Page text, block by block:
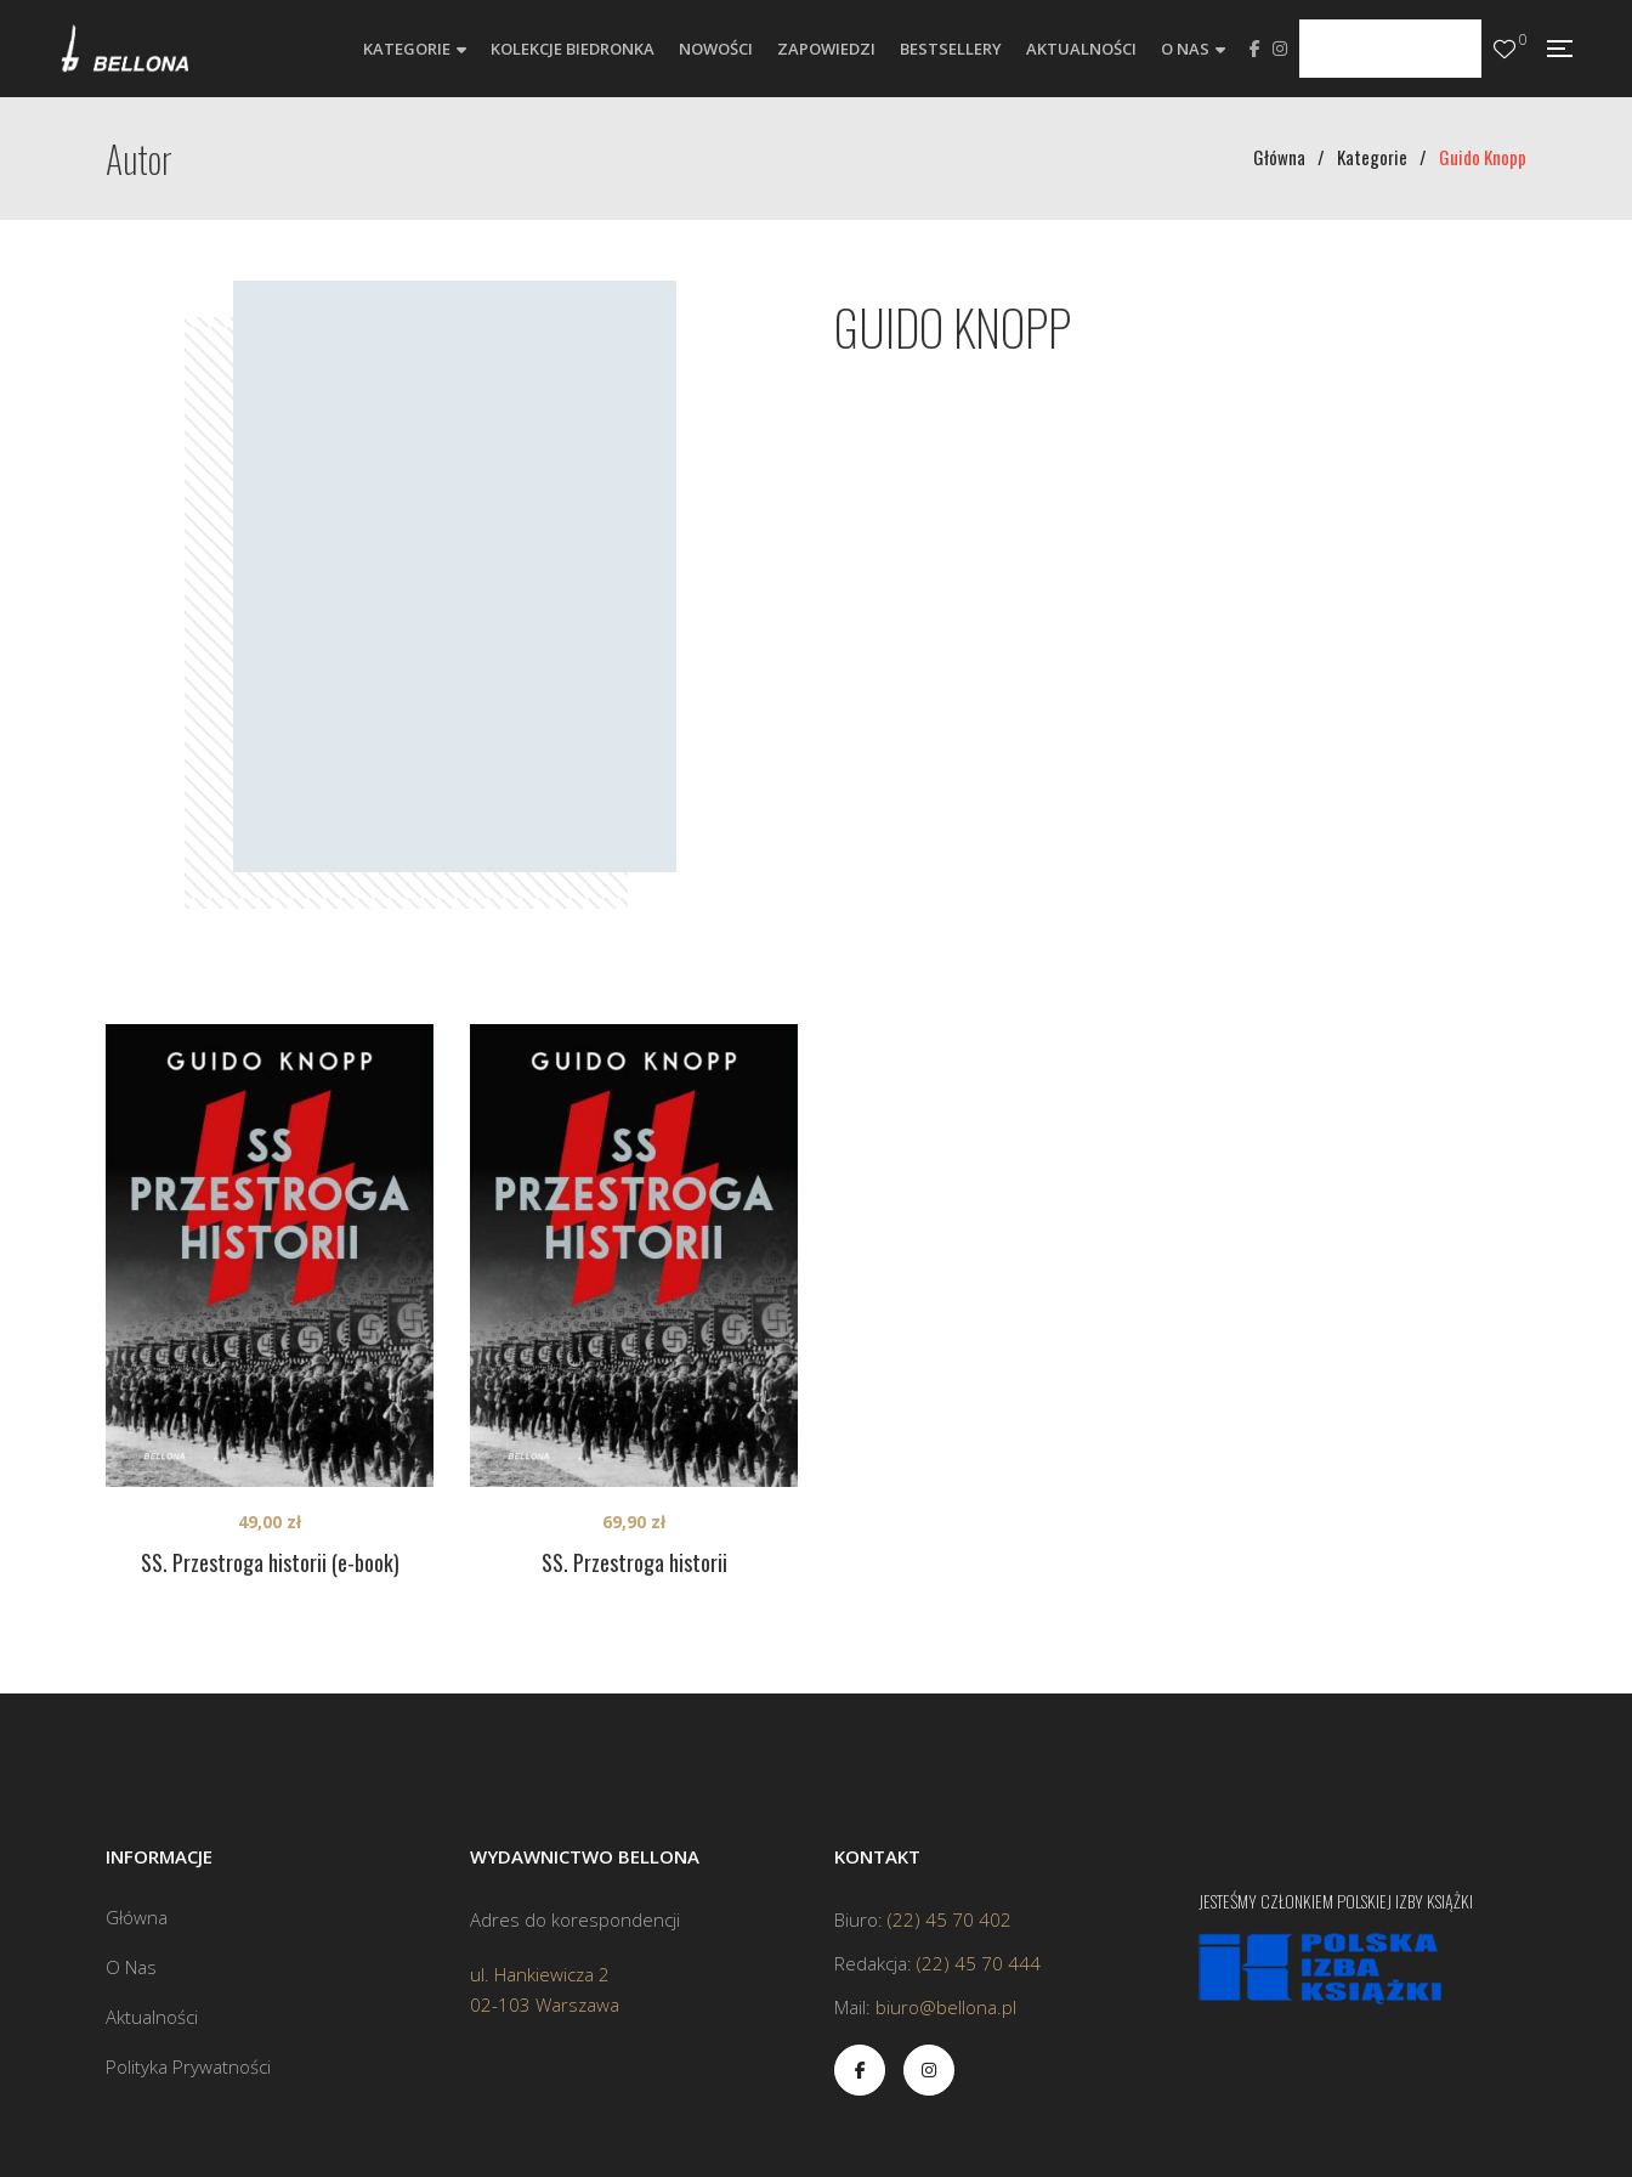
KATEGORIE KOLEKCJE BIEDRONKA NOWOŚCI ZAPOWIEDZI BESTSELLERY AKTUALNOŚCI O NAS 0
Autor Główna / Kategorie / Guido Knopp
GUIDO KNOPP
SS. Przestroga historii (e-book)
49,00 zł
SS. Przestroga historii
69,90 zł
INFORMACJE
Główna
O Nas
Aktualności
Polityka Prywatności
WYDAWNICTWO BELLONA
Adres do korespondencji
ul. Hankiewicza 2
02-103 Warszawa
KONTAKT
Biuro: (22) 45 70 402
Redakcja: (22) 45 70 444
Mail: biuro@bellona.pl
JESTEŚMY CZŁONKIEM POLSKIEJ IZBY KSIĄŻKI